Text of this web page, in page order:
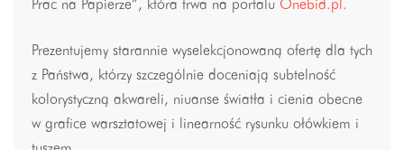
Prac na Papierze”, która trwa na portalu Onebid.pl.
Prezentujemy starannie wyselekcjonowaną ofertę dla tych
z Państwa, którzy szczególnie doceniają subtelność
kolorystyczną akwareli, niuanse światła i cienia obecne
w grafice warsztatowej i linearność rysunku ołówkiem i